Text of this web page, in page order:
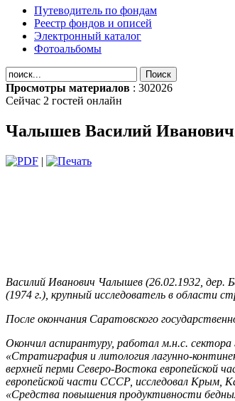
Путеводитель по фондам
Реестр фондов и описей
Электронный каталог
Фотоальбомы
Просмотры материалов : 302026
Сейчас 2 гостей онлайн
Чалышев Василий Иванович
|
Василий Иванович Чалышев (26.02.1932, дер.
(1974 г.), крупный исследователь в области
После окончания Саратовского
Окончил аспирантуру, работал м.н.с.
«Стратиграфия и литология лагунно-
верхней перми Северо-Востока европейской
европейской части СССР, исследовал Крым,
«Cредства повышения продуктивности